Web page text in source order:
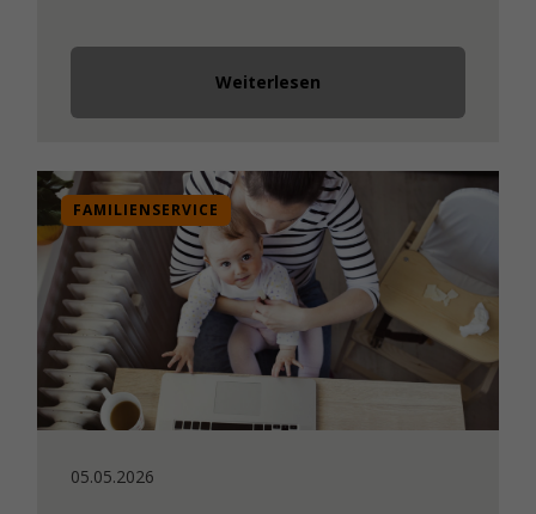
Weiterlesen
FAMILIENSERVICE
05.05.2026